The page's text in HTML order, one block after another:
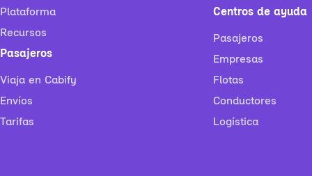
Plataforma
Recursos
Pasajeros
Viaja en Cabify
Envíos
Tarifas
Centros de ayuda
Pasajeros
Empresas
Flotas
Conductores
Logística